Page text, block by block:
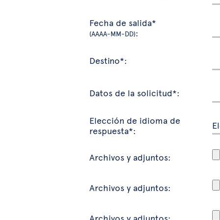
Fecha de salida*
(AAAA-MM-DD):
Destino*:
Datos de la solicitud*:
Elección de idioma de
respuesta*:
Archivos y adjuntos:
Archivos y adjuntos: